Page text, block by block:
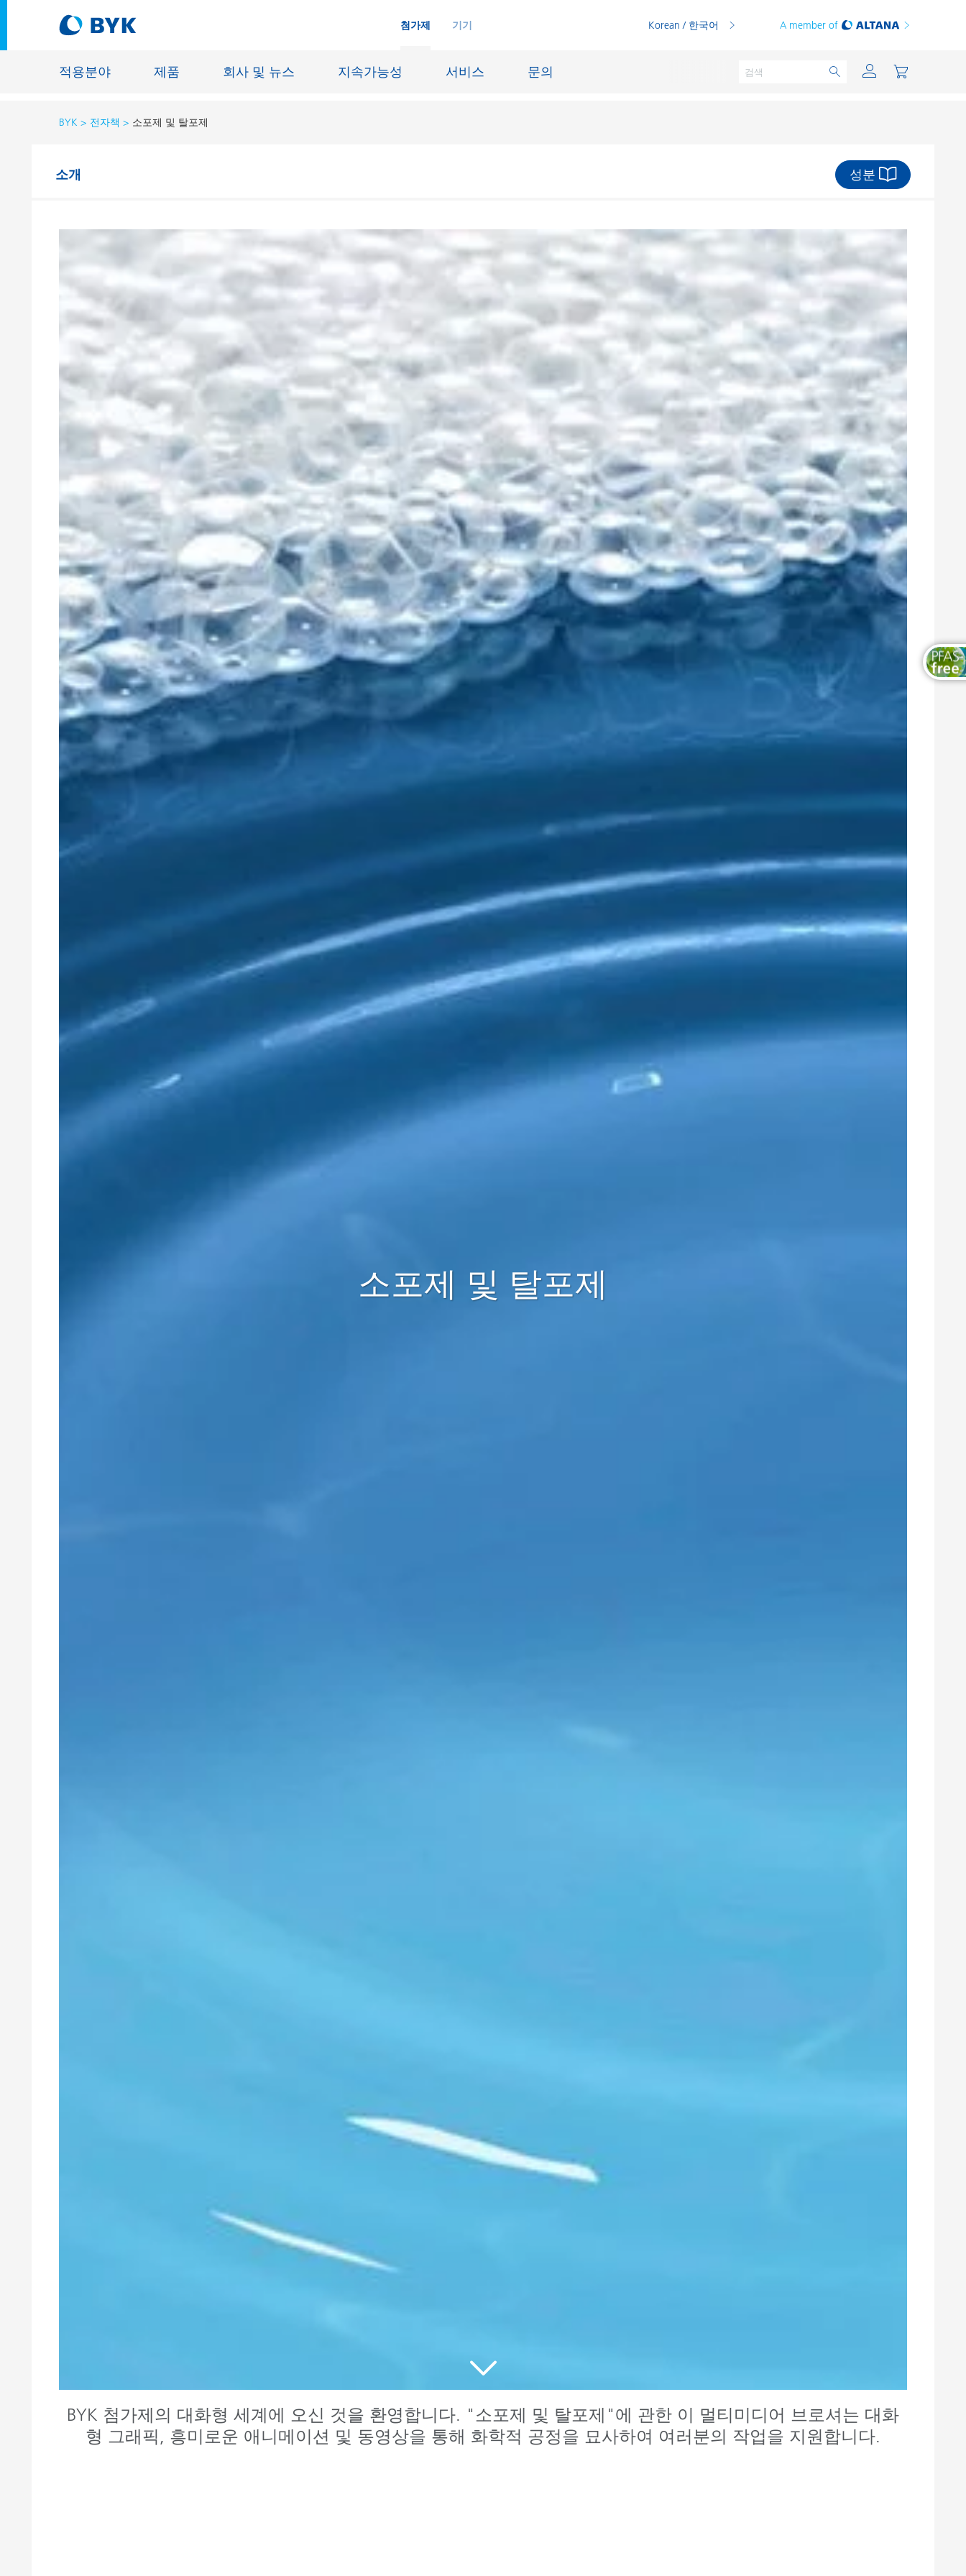
첨가제 기기 Korean / 한국어 A member of
적용분야 제품 회사 및 뉴스 지속가능성 서비스 문의
적용분야에 따른 제품 추천
적용분야에 따른 제품 추천
건축용 도료
Clay 촉매(Clay Catalyst)
PCM 도료
섬유 사이징
공업용 도료
홈 케어 및 I&I(산업용 및 기관, 보호시설용
윤활유 및 이형제
선박 및 중방식용 도료
Oil & Gas 분야
종이 코팅
퍼스널 케어
PVC 컴파운드
PVC 플라스티졸
열가소성 수지
목공용 도료
BYK 전자책 소포제 및 탈포제
소개 성분
소포제 및 탈포제
BYK 첨가제의 대화형 세계에 오신 것을 환영합니다. "소포제 및 탈포제"에 관한 이 멀티미디어 브로셔는 대화
형 그래픽, 흥미로운 애니메이션 및 동영상을 통해 화학적 공정을 묘사하여 여러분의 작업을 지원합니다.